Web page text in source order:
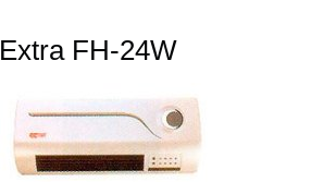
Extra FH-24W